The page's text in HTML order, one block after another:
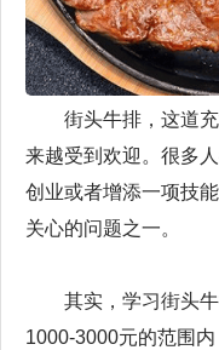
街头牛排，这道充
来越受到欢迎。很多
创业或者增添一项技
关心的问题之一。
其实，学习街头牛
1000-3000元的范围